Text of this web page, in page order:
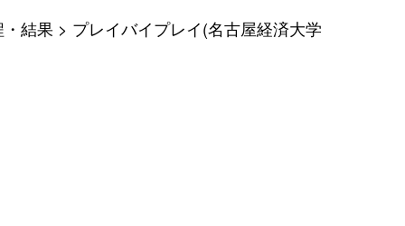
・結果
プレイバイプレイ(名古屋経済大学